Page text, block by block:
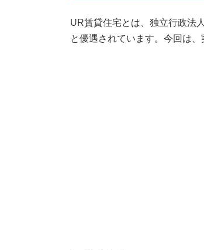
UR賃貸住宅とは、独立行政法
と優遇されています。今回は